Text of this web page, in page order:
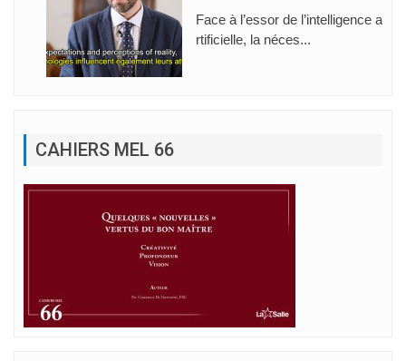
Face à l’essor de l’intelligence a
rtificielle, la néces...
CAHIERS MEL 66